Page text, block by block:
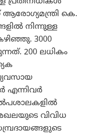
കെ.
നിന്നുള്ള
3000
200 ലധികം
എന്നിവര്‍
വിവിധ